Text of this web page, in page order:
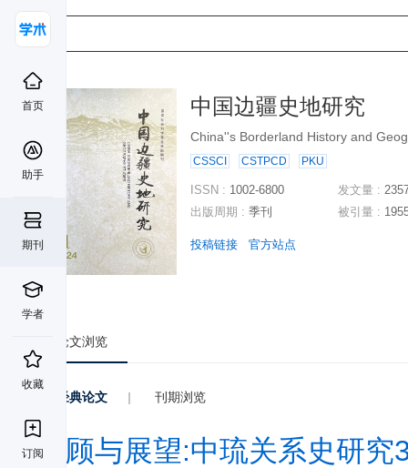
首页
助手
期刊
学者
收藏
订阅
中国边疆史地研究
China''s Borderland History and
CSSCI CSTPCD PKU
ISSN : 1002-6800
出版周期 : 季刊
发文量 :
被引量 :
投稿链接 官方站点
论文浏览
经典论文 | 刊期浏览
回顾与展望:中琉关系史研究